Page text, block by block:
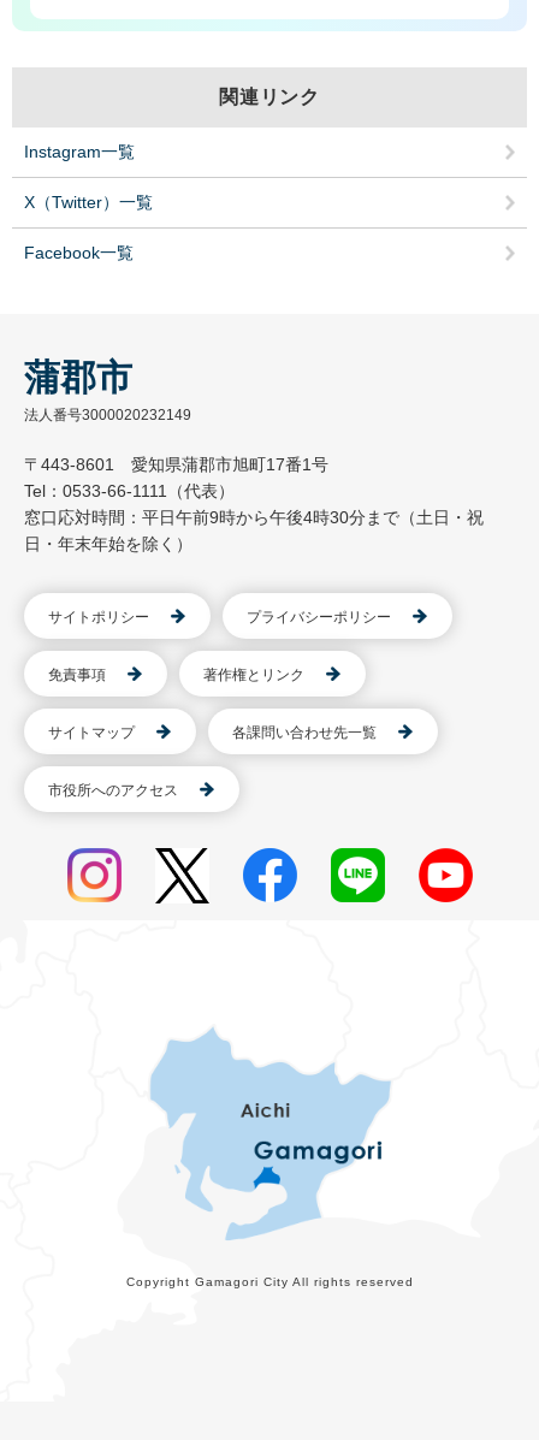
関連リンク
Instagram一覧
X（Twitter）一覧
Facebook一覧
蒲郡市
法人番号3000020232149
〒443-8601 愛知県蒲郡市旭町17番1号
Tel：0533-66-1111（代表）
窓口応対時間：平日午前9時から午後4時30分まで（土日・祝
日・年末年始を除く）
サイトポリシー プライバシーポリシー
免責事項 著作権とリンク
サイトマップ 各課問い合わせ先一覧
市役所へのアクセス
Copyright Gamagori City All rights reserved